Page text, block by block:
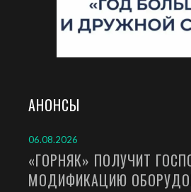
АНОНСЫ
06.08.2026
«ГОРНЯК» ПОЛУЧИТ
МОДИФИКАЦИЮ